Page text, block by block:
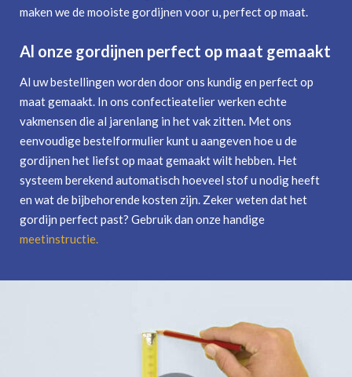
maken we de mooiste gordijnen voor u, perfect op maat.
Al onze gordijnen perfect op maat gemaakt
Al uw bestellingen worden door ons kundig en perfect op
maat gemaakt. In ons confectieatelier werken echte
vakmensen die al jarenlang in het vak zitten. Met ons
eenvoudige bestelformulier kunt u aangeven hoe u de
gordijnen het liefst op maat gemaakt wilt hebben. Het
systeem berekend automatisch hoeveel stof u nodig heeft
en wat de bijbehorende kosten zijn. Zeker weten dat het
gordijn perfect past? Gebruik dan onze handige
meetinstructie.